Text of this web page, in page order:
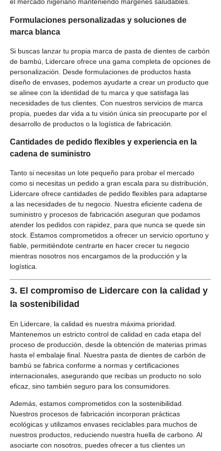
el mercado nigeriano manteniendo márgenes saludables.
Formulaciones personalizadas y soluciones de
marca blanca
Si buscas lanzar tu propia marca de pasta de dientes de carbón
de bambú, Lidercare ofrece una gama completa de opciones de
personalización. Desde formulaciones de productos hasta
diseño de envases, podemos ayudarte a crear un producto que
se alinee con la identidad de tu marca y que satisfaga las
necesidades de tus clientes. Con nuestros servicios de marca
propia, puedes dar vida a tu visión única sin preocuparte por el
desarrollo de productos o la logística de fabricación.
Cantidades de pedido flexibles y experiencia en la
cadena de suministro
Tanto si necesitas un lote pequeño para probar el mercado
como si necesitas un pedido a gran escala para su distribución,
Lidercare ofrece cantidades de pedido flexibles para adaptarse
a las necesidades de tu negocio. Nuestra eficiente cadena de
suministro y procesos de fabricación aseguran que podamos
atender los pedidos con rapidez, para que nunca se quede sin
stock. Estamos comprometidos a ofrecer un servicio oportuno y
fiable, permitiéndote centrarte en hacer crecer tu negocio
mientras nosotros nos encargamos de la producción y la
logística.
3. El compromiso de Lidercare con la calidad y
la sostenibilidad
En Lidercare, la calidad es nuestra máxima prioridad.
Mantenemos un estricto control de calidad en cada etapa del
proceso de producción, desde la obtención de materias primas
hasta el embalaje final. Nuestra pasta de dientes de carbón de
bambú se fabrica conforme a normas y certificaciones
internacionales, asegurando que recibas un producto no solo
eficaz, sino también seguro para los consumidores.
Además, estamos comprometidos con la sostenibilidad.
Nuestros procesos de fabricación incorporan prácticas
ecológicas y utilizamos envases reciclables para muchos de
nuestros productos, reduciendo nuestra huella de carbono. Al
asociarte con nosotros, puedes ofrecer a tus clientes un